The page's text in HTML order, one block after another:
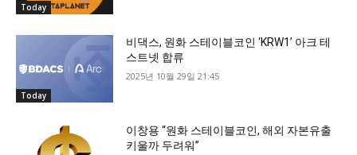
Today
Today
비댁스, 원화 스테이블코인 ‘KRW1’ 아크 테
스트넷 합류
2025년 10월 29일 21:45
이창용 “원화 스테이블코인, 해외 자본유출
키울까 두려워”